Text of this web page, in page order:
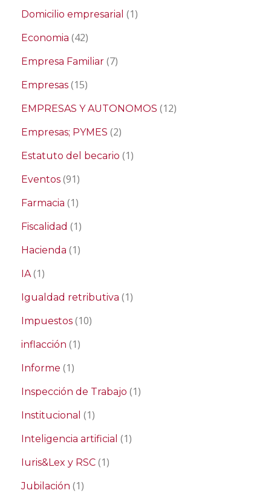
Domicilio empresarial (1)
Economia (42)
Empresa Familiar (7)
Empresas (15)
EMPRESAS Y AUTONOMOS (12)
Empresas; PYMES (2)
Estatuto del becario (1)
Eventos (91)
Farmacia (1)
Fiscalidad (1)
Hacienda (1)
IA(1)
Igualdad retributiva (1)
Impuestos (10)
inflacción (1)
Informe (1)
Inspección de Trabajo (1)
Institucional (1)
Inteligencia artificial (1)
Iuris&Lex y RSC (1)
Jubilación (1)